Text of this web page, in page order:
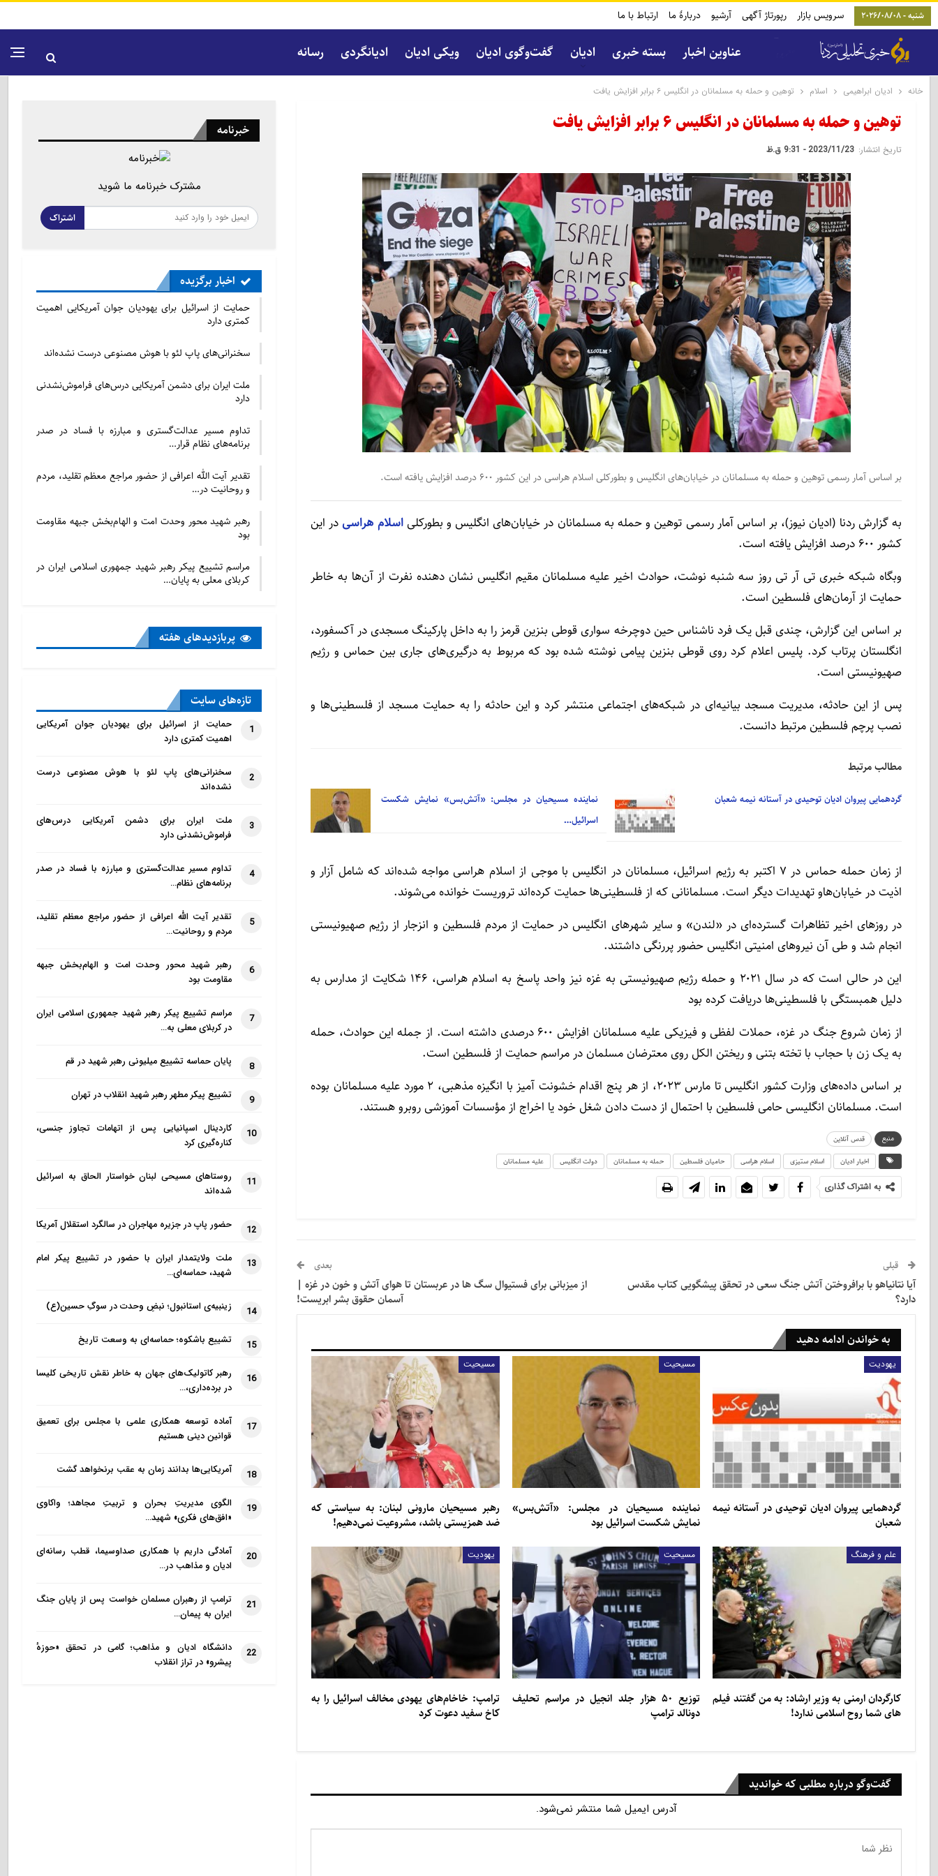
شنبه - 2026/08/08 سرویس بازار رپورتاژ آگهی آرشیو دربارۀ ما ارتباط با ما
عناوین اخبار بسته خبری ادیان گفت‌و‌گوی ادیان ویکی ادیان ادیانگردی رسانه
خانه ادیان ابراهیمی اسلام توهین و حمله به مسلمانان در انگلیس ۶ برابر افزایش یافت
توهین و حمله به مسلمانان در انگلیس ۶ برابر افزایش یافت
تاریخ انتشار: 2023/11/23 - 9:31 ق.ظ
بر اساس آمار رسمی توهین و حمله به مسلمانان در خیابان‌های انگلیس و بطورکلی اسلام هراسی در این کشور ۶۰۰ درصد افزایش یافته است.
به گزارش ردنا (ادیان نیوز)، بر اساس آمار رسمی توهین و حمله به مسلمانان در خیابان‌های انگلیس و بطورکلیاسلام هراسی در این
کشور ۶۰۰ درصد افزایش یافته است.
وبگاه شبکه خبری تی آر تی روز سه شنبه نوشت، حوادث اخیر علیه مسلمانان مقیم انگلیس نشان دهنده نفرت از آن‌ها به خاطر
حمایت از آرمان‌های فلسطین است.
بر اساس این گزارش، چندی قبل یک فرد ناشناس حین دوچرخه سواری قوطی بنزین قرمز را به داخل پارکینگ مسجدی در آکسفورد،
انگلستان پرتاب کرد. پلیس اعلام کرد روی قوطی بنزین پیامی نوشته شده بود که مربوط به درگیری‌های جاری بین حماس و رژیم
صهیونیستی است.
پس از این حادثه، مدیریت مسجد بیانیه‌ای در شبکه‌های اجتماعی منتشر کرد و این حادثه را به حمایت مسجد از فلسطینی‌ها و
نصب پرچم فلسطین مرتبط دانست.
مطالب مرتبط
گردهمایی پیروان ادیان توحیدی در آستانه نیمه شعبان
نماینده مسیحیان در مجلس: «آتش‌بس» نمایش شکست
اسرائیل…
از زمان حمله حماس در ۷ اکتبر به رژیم اسرائیل، مسلمانان در انگلیس با موجی از اسلام هراسی مواجه شده‌اند که شامل آزار و
اذیت در خیابان‌هاو تهدیدات دیگر است. مسلمانانی که از فلسطینی‌ها حمایت کرده‌اند تروریست خوانده می‌شوند.
در روزهای اخیر تظاهرات گسترده‌ای در «لندن» و سایر شهرهای انگلیس در حمایت از مردم فلسطین و انزجار از رژیم صهیونیستی
انجام شد و طی آن نیروهای امنیتی انگلیس حضور پررنگی داشتند.
این در حالی است که در سال ۲۰۲۱ و حمله رژیم صهیونیستی به غزه نیز واحد پاسخ به اسلام هراسی، ۱۴۶ شکایت از مدارس به
دلیل همبستگی با فلسطینی‌ها دریافت کرده بود
از زمان شروع جنگ در غزه، حملات لفظی و فیزیکی علیه مسلمانان افزایش ۶۰۰ درصدی داشته است. از جمله این حوادث، حمله
به یک زن با حجاب با تخته بتنی و ریختن الکل روی معترضان مسلمان در مراسم حمایت از فلسطین است.
بر اساس داده‌های وزارت کشور انگلیس تا مارس ۲۰۲۳، از هر پنج اقدام خشونت آمیز با انگیزه مذهبی، ۲ مورد علیه مسلمانان بوده
است. مسلمانان انگلیسی حامی فلسطین با احتمال از دست دادن شغل خود یا اخراج از مؤسسات آموزشی روبرو هستند.
منبع
قدس آنلاین
اخبار ادیان
اسلام ستیزی اسلام هراسی حامیان فلسطین حمله به مسلمانان دولت انگلیس علیه مسلمانان
به اشتراک گذاری
قبلی
آیا نتانیاهو با برافروختن آتش جنگ سعی در تحقق پیشگویی کتاب مقدس
دارد؟
بعدی
از میزبانی برای فستیوال سگ ها در عربستان تا هوای آتش و خون در غزه |
آسمان حقوق بشر ابریست!
به خواندن ادامه دهید
یهودیت
گردهمایی پیروان ادیان توحیدی در آستانه نیمه
شعبان
مسیحیت
نماینده مسیحیان در مجلس: «آتش‌بس»
نمایش شکست اسرائیل بود
مسیحیت
رهبر مسیحیان مارونی لبنان: به سیاستی که
ضد همزیستی باشد، مشروعیت نمی‌دهیم!
علم و فرهنگ
کارگردان ارمنی به وزیر ارشاد: به من گفتند فیلم
های شما روح اسلامی ندارد!
مسیحیت
توزیع ۵۰ هزار جلد انجیل در مراسم تحلیف
دونالد ترامپ
یهودیت
ترامپ: خاخام‌های یهودی مخالف اسرائیل را به
کاخ سفید دعوت کرد
گفت‌وگو درباره مطلبی که خواندید
آدرس ایمیل شما منتشر نمی‌شود.
خبرنامه
مشترک خبرنامه ما شوید
اشتراک
اخبار برگزیده
حمایت از اسرائیل برای یهودیان جوان آمریکایی اهمیت
کمتری دارد
سخنرانی‌های پاپ لئو با هوش مصنوعی درست نشده‌اند
ملت ایران برای دشمن آمریکایی درس‌های فراموش‌نشدنی
دارد
تداوم مسیر عدالت‌گستری و مبارزه با فساد در صدر
برنامه‌های نظام قرار…
تقدیر آیت الله اعرافی از حضور مراجع معظم تقلید، مردم
و روحانیت در…
رهبر شهید محور وحدت امت و الهام‌بخش جبهه مقاومت
بود
مراسم تشییع پیکر رهبر شهید جمهوری اسلامی ایران در
کربلای معلی به پایان…
پربازدید‌های هفته
تازه‌‌های سایت
1
حمایت از اسرائیل برای یهودیان جوان آمریکایی
اهمیت کمتری دارد
2
سخنرانی‌های پاپ لئو با هوش مصنوعی درست
نشده‌اند
3
ملت ایران برای دشمن آمریکایی درس‌های
فراموش‌نشدنی دارد
4
تداوم مسیر عدالت‌گستری و مبارزه با فساد در صدر
برنامه‌های نظام…
5
تقدیر آیت الله اعرافی از حضور مراجع معظم تقلید،
مردم و روحانیت…
6
رهبر شهید محور وحدت امت و الهام‌بخش جبهه
مقاومت بود
7
مراسم تشییع پیکر رهبر شهید جمهوری اسلامی ایران
در کربلای معلی به…
8 پایان حماسه تشییع میلیونی رهبر شهید در قم
9 تشییع پیکر مطهر رهبر شهید انقلاب در تهران
10
کاردینال اسپانیایی پس از اتهامات تجاوز جنسی،
کناره‌گیری کرد
11
روستاهای مسیحی لبنان خواستار الحاق به اسرائیل
شده‌اند
12 حضور پاپ در جزیره مهاجران در سالگرد استقلال آمریکا
13
ملت ولایتمدار ایران با حضور در تشییع پیکر امام
شهید، حماسه‌ای…
14 زینبیه‌ی استانبول؛ نبضِ وحدت در سوگِ حسین(ع)
15 تشییع باشکوه؛ حماسه‌ای به وسعت تاریخ
16
رهبر کاتولیک‌های جهان به خاطر نقش تاریخی کلیسا
در برده‌داری،…
17
آماده توسعه همکاری علمی با مجلس برای تعمیق
قوانین دینی هستیم
18 آمریکایی‌ها بدانند زمان به عقب برنخواهد گشت
19
الگوی مدیریتِ بحران و تربیتِ مجاهد؛ واکاوی
«افق‌های فکری» شهید…
20
آمادگی داریم با همکاری صداوسیما، قطب رسانه‌ای
ادیان و مذاهب در…
21
ترامپ از رهبران مسلمان خواست پس از پایان جنگ
ایران به پیمان…
22
دانشگاه ادیان و مذاهب؛ گامی در تحقق «حوزهٔ
پیشرو» در تراز انقلاب